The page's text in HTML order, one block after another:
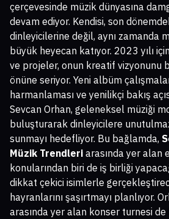
çerçevesinde müzik dünyasına
devam ediyor. Kendisi, son
dinleyicilerine değil, aynı zamanda
büyük heyecan katıyor. 2023 yılı
ve projeler, onun kreatif vizyonunu
önüne seriyor. Yeni albüm
harmanlaması ve yenilikçi bakış
Sevcan Orhan, geleneksel müziği
buluşturarak dinleyicilere
sunmayı hedefliyor. Bu bağlamda,
Müzik Trendleri arasında yer alan
konularından biri de iş birliği
dikkat çekici isimlerle
hayranlarını şaşırtmayı planlıyor.
arasında yer alan konser turnesi